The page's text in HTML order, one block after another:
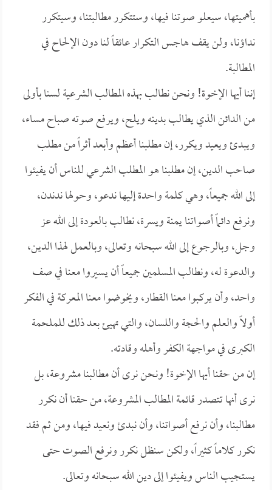
بأهميتها، سيعلو صوتنا فيها، وستتكرر مطالبتنا، وسيتكرر
نداؤنا، ولن يقف هاجس التكرار عائقاً لنا دون الإلحاح في
المطالبة.
إننا أيها الإخوة! ونحن نطالب بهذه المطالب الشرعية لسنا بأولى
من الدائن الذي يطالب بدينه ويلح، ويرفع صوته صباح مساء،
ويبدئ ويعيد ويكرر، إن مطلبنا أعظم وأبعد أثراً من مطلب
صاحب الدين، إن مطلبنا هو المطلب الشرعي للناس أن يفيئوا
إلى الله جميعاً، وهي كلمة واحدة إليها ندعو، وحولها ندندن،
ونرفع دائماً أصواتنا يمنة ويسرة، نطالب بالعودة إلى الله عز
وجل، وبالرجوع إلى الله سبحانه وتعالى، وبالعمل لهذا الدين،
والدعوة له، ونطالب المسلمين جميعاً أن يسيروا معنا في صف
واحد، وأن يركبوا معنا القطار، ويخوضوا معنا المعركة في الفكر
أولاً والعلم والحجة واللسان، والتي تهيئ بعد ذلك للملحمة
الكبرى في مواجهة الكفر وأهله وقادته.
إن من حقنا أيها الإخوة! ونحن نرى أن مطالبنا مشروعة، بل
نرى أنها تتصدر قائمة المطالب المشروعة، من حقنا أن نكرر
مطالبنا، وأن نرفع أصواتنا، وأن نبدئ ونعيد فيها، ومن ثم فقد
نكرر كلاماً كثيراً، ولكن سنظل نكرر ونرفع الصوت حتى
يستجيب الناس ويفيئوا إلى دين الله سبحانه وتعالى.